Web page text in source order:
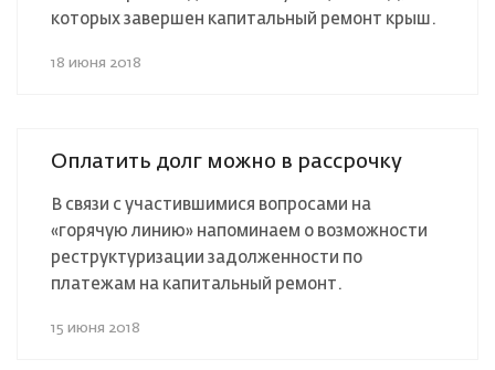
которых завершен капитальный ремонт крыш.
18 июня 2018
Оплатить долг можно в рассрочку
В связи с участившимися вопросами на
«горячую линию» напоминаем о возможности
реструктуризации задолженности по
платежам на капитальный ремонт.
15 июня 2018